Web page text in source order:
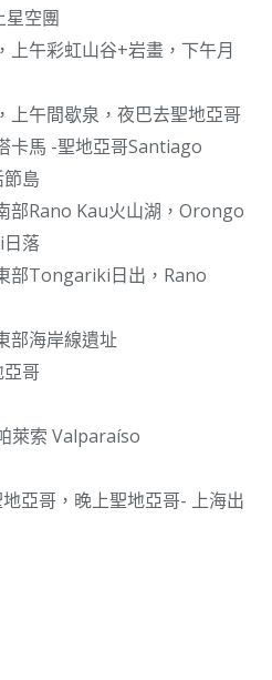
星空團
上午彩虹山谷+岩畫，下午月
上午間歇泉，夜巴去聖地亞哥
卡馬 -聖地亞哥Santiago
島
部Rano Kau火山湖，Orongo
落
部Tongariki日出，Rano
部海岸線遺址
哥
萊索 Valparaíso
亞哥，晚上聖地亞哥- 上海出